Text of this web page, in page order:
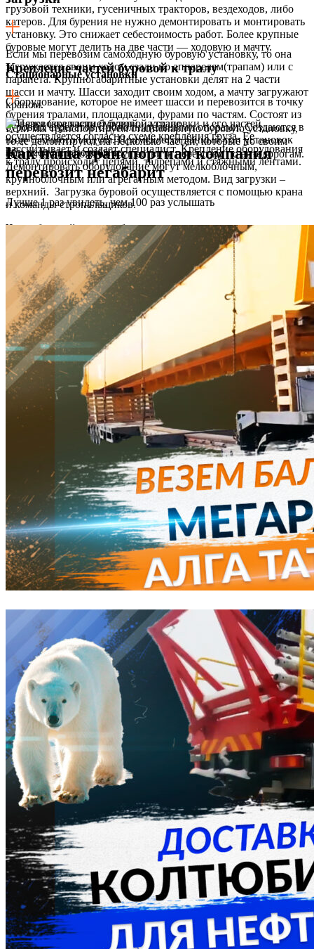
грузовой техники, гусеничных тракторов, вездеходов, либо
катеров. Для бурения не нужно демонтировать и монтировать
установку. Это снижает себестоимость работ. Более крупные
буровые могут делить на две части — ходовую и мачту.
Стационарные установки
Оборудование, которое не имеет шасси и перевозится в точку
бурения тралами, площадками, фурами по частям. Состоят из
буровых агрегатов с дополнительными опорами. Создаются в
виде блочного модуля. Применяется данный тип установок
при нефте и газодобыче.
Если мы перевозим самоходную буровую установку, то она
загружается своим ходом сзади по аппарелям(трапам) или с
парапета. Крупногабаритные установки делят на 2 части
шасси и мачту. Шасси заходит своим ходом, а мачту загружают
краном.
Если мы транспортируем стационарную буровую установку,
то ее демонтируют на несколько частей, которые по своим
габаритам позволяют осуществить перевозку по автодорогам.
Демонтировать оборудование могут мелкоблочным,
крупноблочным или агрегатным методом. Вид загрузки –
верхний. Загрузка буровой осуществляется с помощью крана
и команды стропальщиков.
Части буровой должны быть равномерно распределены на
трале при загрузке, так чтобы нагрузка на оси трала и тягача
были одинаковыми. В противном случае это черевато
поломкой трала.
Крепление частей буровой к тралу
Обвязка (крепление) буровой установки и его частей
осуществляется согласно схеме крепления груза. Ее
рассчитывает и создает специалист. Крепление оборудования
к тралу происходит цепями, талрепами и стяжными лентами.
Как наша транспортная компания
перевозит негабарит
Лучше 1 раз увидеть, чем 100 раз услышать